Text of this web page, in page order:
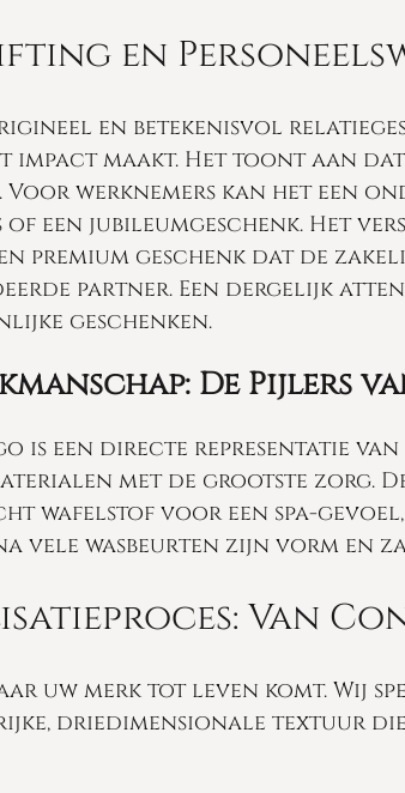
en
en betekenisvol
impact maakt. Het toont aan
werknemers kan het een
of een jubileumgeschenk. Het
premium geschenk dat de
partner. Een dergelijk
geschenken.
De Pijlers
is een directe representatie
met de grootste zorg.
wafelstof voor een spa-
vele wasbeurten zijn vorm en
Van
uw merk tot leven komt.
driedimensionale textuur